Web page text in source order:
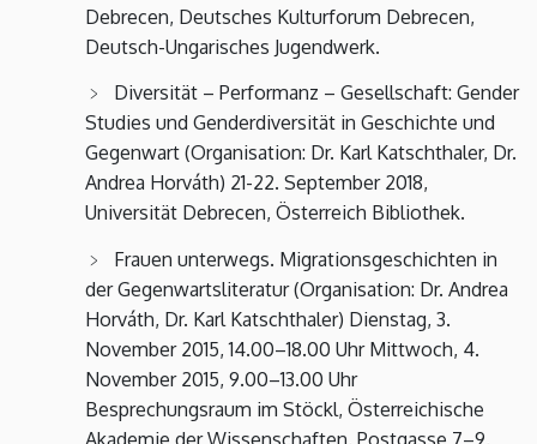
Debrecen, Deutsches Kulturforum Debrecen,
Deutsch-Ungarisches Jugendwerk.
Diversität – Performanz – Gesellschaft: Gender
Studies und Genderdiversität in Geschichte und
Gegenwart (Organisation: Dr. Karl Katschthaler, Dr.
Andrea Horváth) 21-22. September 2018,
Universität Debrecen, Österreich Bibliothek.
Frauen unterwegs. Migrationsgeschichten in
der Gegenwartsliteratur (Organisation: Dr. Andrea
Horváth, Dr. Karl Katschthaler) Dienstag, 3.
November 2015, 14.00–18.00 Uhr Mittwoch, 4.
November 2015, 9.00–13.00 Uhr
Besprechungsraum im Stöckl, Österreichische
Akademie der Wissenschaften, Postgasse 7–9,